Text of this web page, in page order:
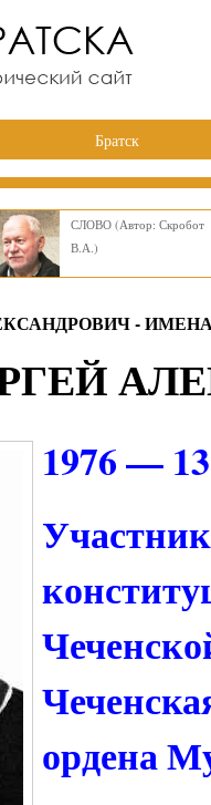
Братск
СЛОВО (Автор: Скробот
В.А.)
-
1976 —
ордена